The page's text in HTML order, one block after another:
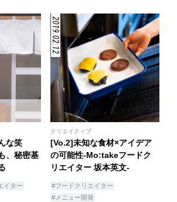
な笑
、秘密基
イター
2019.02.12
クリエイティブ
[Vo.2]未知な食材×アイデア
の可能性-Mo:takeフードク
リエイター 坂本英文-
#フードクリエイター
#メニュー開発